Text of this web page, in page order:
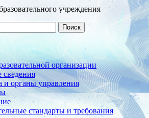
учреждения
организации
и органы управления
стандарты и требования